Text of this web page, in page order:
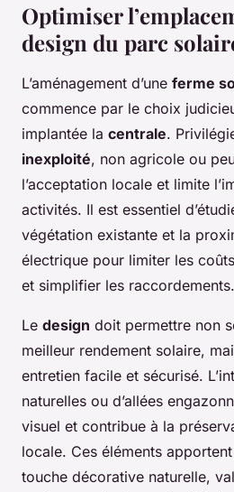
Optimiser
design du parc
L’aménagement d’une ferme
commence par le choix
implantée la centrale.
inexploité, non agricole ou
l’acceptation locale et limite
activités. Il est essentiel
végétation existante et la
électrique pour limiter les
et simplifier les raccordements.
Le design doit permettre non
meilleur rendement solaire,
entretien facile et sécurisé.
naturelles ou d’allées
visuel et contribue à la
locale. Ces éléments
touche décorative naturelle,